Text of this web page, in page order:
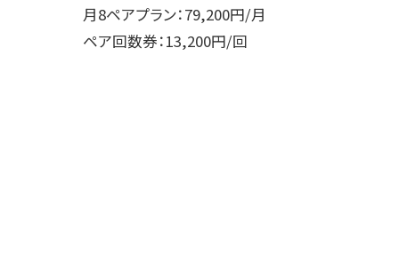
月8ペアプラン：79,200円/月
ペア回数券：13,200円/回